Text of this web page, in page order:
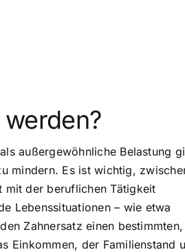
außergewöhnliche Belastung
mindern. Es ist wichtig,
mit der beruflichen Tätigkeit
Lebenssituationen – wie etwa
Zahnersatz einen
Einkommen, der Familienstand